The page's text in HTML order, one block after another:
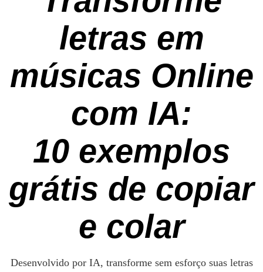
letras em
músicas Online
com IA:
10 exemplos
grátis de copiar
e colar
Desenvolvido por IA, transforme sem esforço suas letras